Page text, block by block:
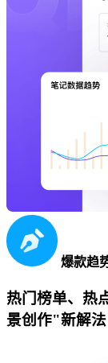
爆款趋
热门榜单、热
景创作"新解法